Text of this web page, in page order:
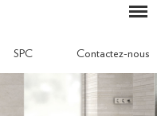
SPC Contactez-nous